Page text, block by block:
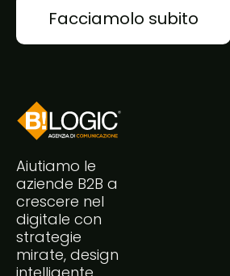
Facciamolo subito
Aiutiamo le
aziende B2B a
crescere nel
digitale con
strategie
mirate, design